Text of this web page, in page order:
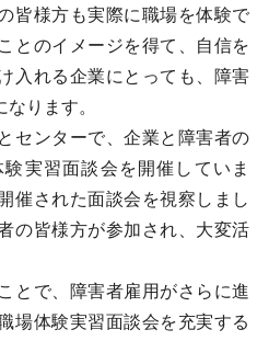
皆様方も実際に職場を体験で
とのイメージを得て、自信を
入れる企業にとっても、障害
ります。
センターで、企業と障害者の
実習面談会を開催していま
催された面談会を視察しまし
の皆様方が参加され、大変活
とで、障害者雇用がさらに進
場体験実習面談会を充実する